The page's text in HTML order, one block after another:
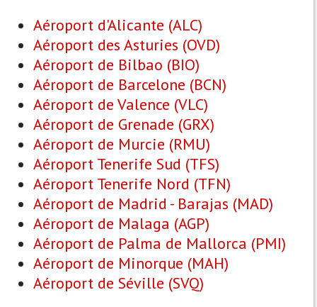
Aéroport d'Alicante (ALC)
Aéroport des Asturies (OVD)
Aéroport de Bilbao (BIO)
Aéroport de Barcelone (BCN)
Aéroport de Valence (VLC)
Aéroport de Grenade (GRX)
Aéroport de Murcie (RMU)
Aéroport Tenerife Sud (TFS)
Aéroport Tenerife Nord (TFN)
Aéroport de Madrid - Barajas (MAD)
Aéroport de Malaga (AGP)
Aéroport de Palma de Mallorca (PMI)
Aéroport de Minorque (MAH)
Aéroport de Séville (SVQ)